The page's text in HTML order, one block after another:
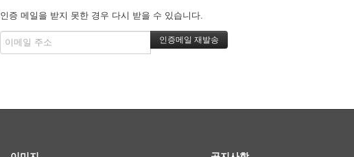
인증 메일을 받지 못한 경우 다시 받을 수 있습니다.